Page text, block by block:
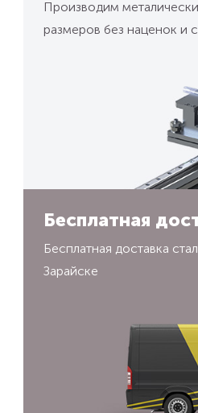
Производим
размеров без наценок и
Бесплатная
Бесплатная доставка
Зарайске